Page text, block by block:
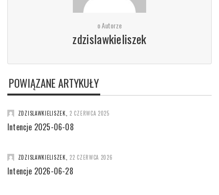
o Autorze
zdzislawkieliszek
POWIĄZANE ARTYKUŁY
ZDZISLAWKIELISZEK 2 CZERWCA 2025
Intencje 2025-06-08
ZDZISLAWKIELISZEK 22 CZERWCA 2026
Intencje 2026-06-28